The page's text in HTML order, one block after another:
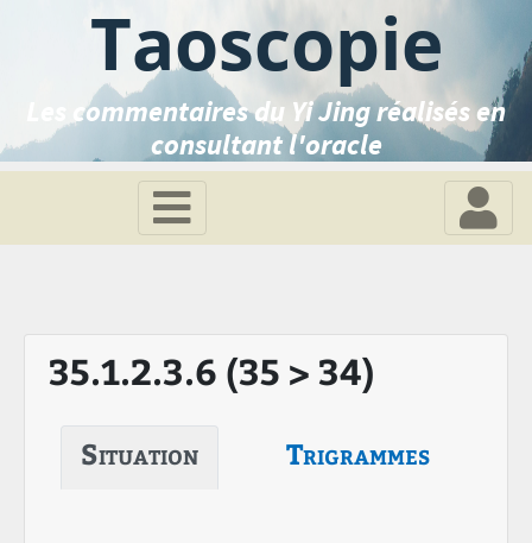
Taoscopie
Les commentaires du Yi Jing réalisés en
consultant l'oracle
35.1.2.3.6 (35 > 34)
Situation Trigrammes